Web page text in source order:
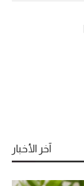
آخر الأخبار